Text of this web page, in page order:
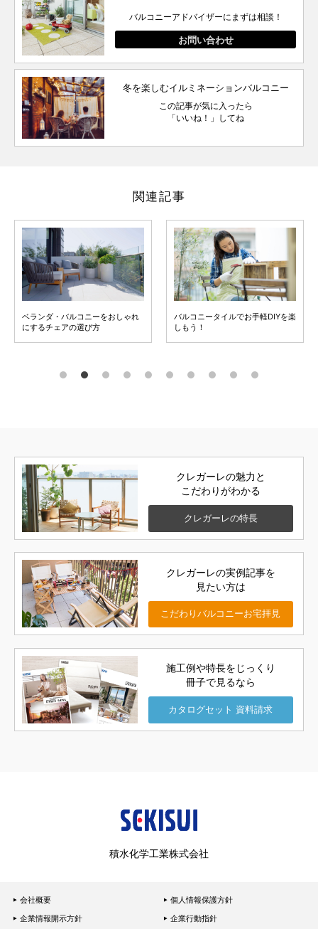
バルコニーアドバイザーにまずは相談！
お問い合わせ
冬を楽しむイルミネーションバルコニー
この記事が気に入ったら
「いいね！」してね
関連記事
ベランダ・バルコニーをおしゃれ
にするチェアの選び方
バルコニータイルでお手軽DIYを楽
しもう！
クレガーレの魅力と
こだわりがわかる
クレガーレの特長
クレガーレの実例記事を
見たい方は
こだわりバルコニーお宅拝見
施工例や特長をじっくり
冊子で見るなら
カタログセット 資料請求
積水化学工業株式会社
会社概要
個人情報保護方針
企業情報開示方針
企業行動指針